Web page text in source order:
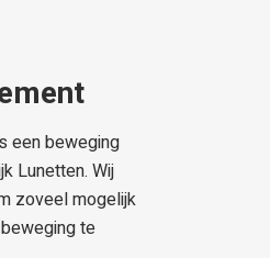
een beweging
Lunetten. Wij
zoveel mogelijk
te